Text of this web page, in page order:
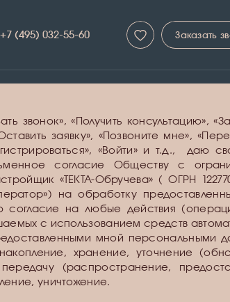
+7 (495) 032-55-60 Заказать
звонок», «Получить консультацию»,
заявку», «Позвоните мне»,
«Войти» и т.д., даю
согласие Обществу с
«ТЕКТА-Обручева» ( ОГРН
на обработку
согласие на любые действия
с использованием средств
мной персональными
хранение, уточнение
(распространение,
уничтожение.